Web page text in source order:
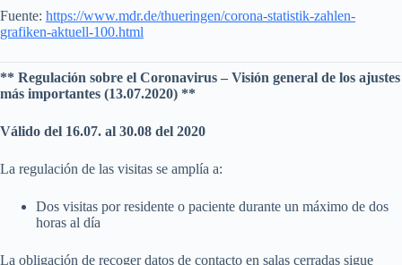
Fuente: https://www.mdr.de/thueringen/corona-statistik-zahlen-
grafiken-aktuell-100.html
** Regulación sobre el Coronavirus – Visión general de los ajustes
más importantes (13.07.2020) **
Válido del 16.07. al 30.08 del 2020
La regulación de las visitas se amplía a:
Dos visitas por residente o paciente durante un máximo de dos
horas al día
La obligación de recoger datos de contacto en salas cerradas sigue